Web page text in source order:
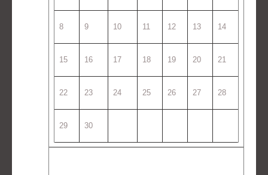
8 9 10 11 12 13 14
15 16 17 18 19 20 21
22 23 24 25 26 27 28
29 30